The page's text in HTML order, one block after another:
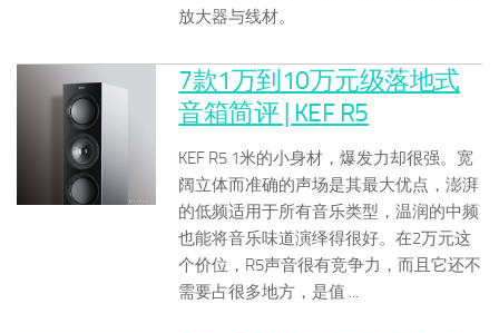
放大器与线材。
7款1万到10万元级落地式
音箱简评 | KEF R5
KEF R5 1米的小身材，爆发力却很强。宽
阔立体而准确的声场是其最大优点，澎湃
的低频适用于所有音乐类型，温润的中频
也能将音乐味道演绎得很好。在2万元这
个价位，R5声音很有竞争力，而且它还不
需要占很多地方，是值 ...